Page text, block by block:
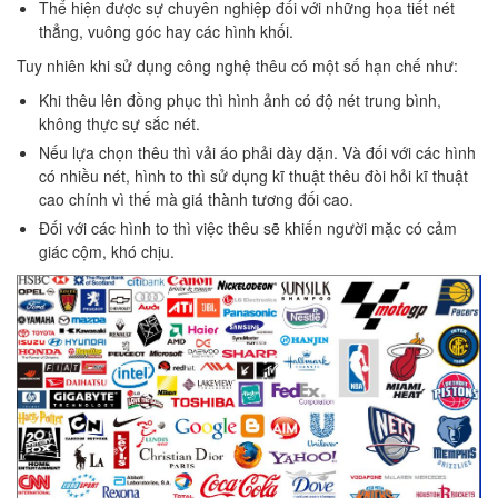
Thể hiện được sự chuyên nghiệp đối với những họa tiết nét
thẳng, vuông góc hay các hình khối.
Tuy nhiên khi sử dụng công nghệ thêu có một số hạn chế như:
Khi thêu lên đồng phục thì hình ảnh có độ nét trung bình,
không thực sự sắc nét.
Nếu lựa chọn thêu thì vải áo phải dày dặn. Và đối với các hình
có nhiều nét, hình to thì sử dụng kĩ thuật thêu đòi hỏi kĩ thuật
cao chính vì thế mà giá thành tương đối cao.
Đối với các hình to thì việc thêu sẽ khiến người mặc có cảm
giác cộm, khó chịu.